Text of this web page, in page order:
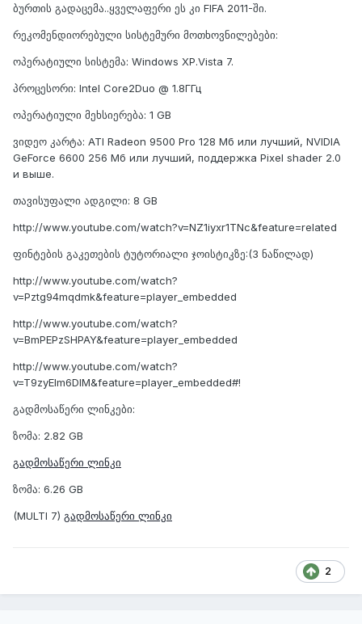
ბურთის გადაცემა..ყველაფერი ეს კი FIFA 2011-ში.
რეკომენდიორებული სისტემური მოთხოვნილებები:
ოპერატიული სისტემა: Windows XP.Vista 7.
პროცესორი: Intel Core2Duo @ 1.8ГГц
ოპერატიული მეხსიერება: 1 GB
ვიდეო კარტა: ATI Radeon 9500 Pro 128 Мб или лучший, NVIDIA
GeForce 6600 256 Мб или лучший, поддержка Pixel shader 2.0
и выше.
თავისუფალი ადგილი: 8 GB
http://www.youtube.com/watch?v=NZ1iyxr1TNc&feature=related
ფინტების გაკეთების ტუტორიალი ჯოისტიკზე:(3 ნაწილად)
http://www.youtube.com/watch?
v=Pztg94mqdmk&feature=player_embedded
http://www.youtube.com/watch?
v=BmPEPzSHPAY&feature=player_embedded
http://www.youtube.com/watch?
v=T9zyEIm6DIM&feature=player_embedded#!
გადმოსაწერი ლინკები:
ზომა: 2.82 GB
გადმოსაწერი ლინკი
ზომა: 6.26 GB
(MULTI 7) გადმოსაწერი ლინკი
2